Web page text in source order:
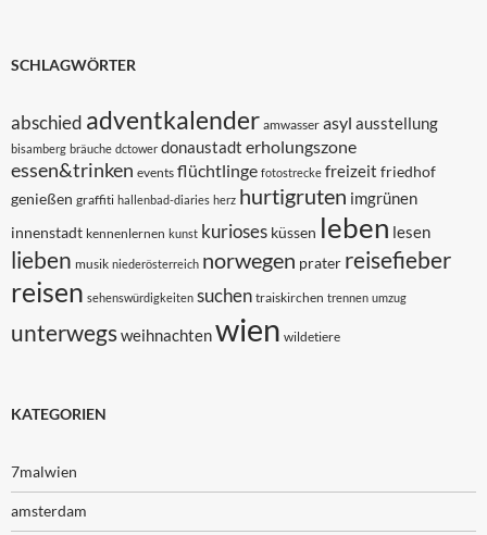
SCHLAGWÖRTER
abschied adventkalender amwasser asyl ausstellung
bisamberg bräuche dctower donaustadt erholungszone
essen&trinken events flüchtlinge fotostrecke freizeit friedhof
genießen graffiti hallenbad-diaries herz hurtigruten imgrünen
innenstadt kennenlernen kunst kurioses küssen leben lesen
lieben musik niederösterreich norwegen prater reisefieber
reisen sehenswürdigkeiten suchen traiskirchen trennen umzug
unterwegsweihnachtenwien wildetiere
KATEGORIEN
7malwien
amsterdam